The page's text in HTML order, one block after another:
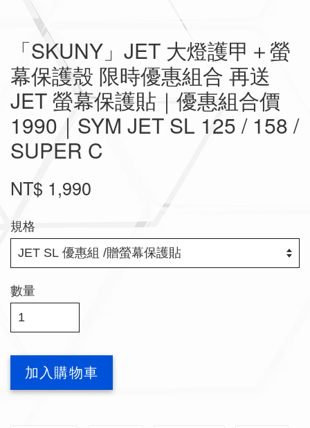
「SKUNY」JET 大燈護甲＋螢
幕保護殼 限時優惠組合 再送
JET 螢幕保護貼｜優惠組合價
1990｜SYM JET SL 125 / 158 /
SUPER C
NT$ 1,990
規格
數量
加入購物車